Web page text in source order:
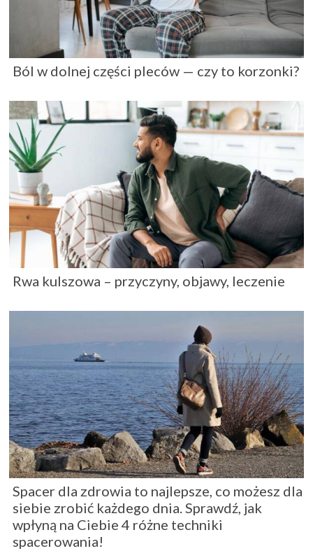
Ból w dolnej części pleców — czy to korzonki?
Rwa kulszowa – przyczyny, objawy, leczenie
Spacer dla zdrowia to najlepsze, co możesz dla
siebie zrobić każdego dnia. Sprawdź, jak
wpłyną na Ciebie 4 różne techniki
spacerowania!